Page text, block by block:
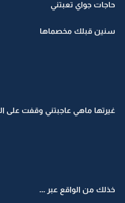
حاجات جواي تعبتني
سنين قبلك مخصماها
غيرتها ماهي عاجبتني وقفت على
خذلك من الواقع عبر ...